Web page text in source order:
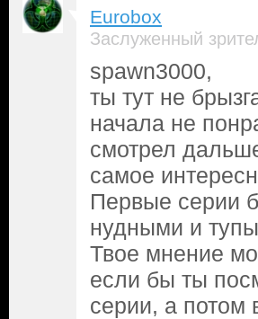
Eurobox
Заслуженный
spawn3000,
ты тут не
начала не
смотрел
самое
Первые серии
нудными и
Твое мнение
если бы ты
серии, а потом